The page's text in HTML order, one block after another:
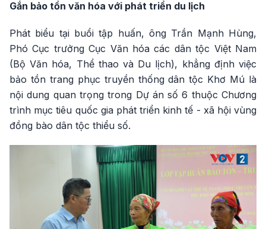
Gắn bảo tồn văn hóa với phát triển du lịch
Phát biểu tại buổi tập huấn, ông Trần Mạnh Hùng,
Phó Cục trưởng Cục Văn hóa các dân tộc Việt Nam
(Bộ Văn hóa, Thể thao và Du lịch), khẳng định việc
bảo tồn trang phục truyền thống dân tộc Khơ Mú là
nội dung quan trọng trong Dự án số 6 thuộc Chương
trình mục tiêu quốc gia phát triển kinh tế - xã hội vùng
đồng bào dân tộc thiểu số.